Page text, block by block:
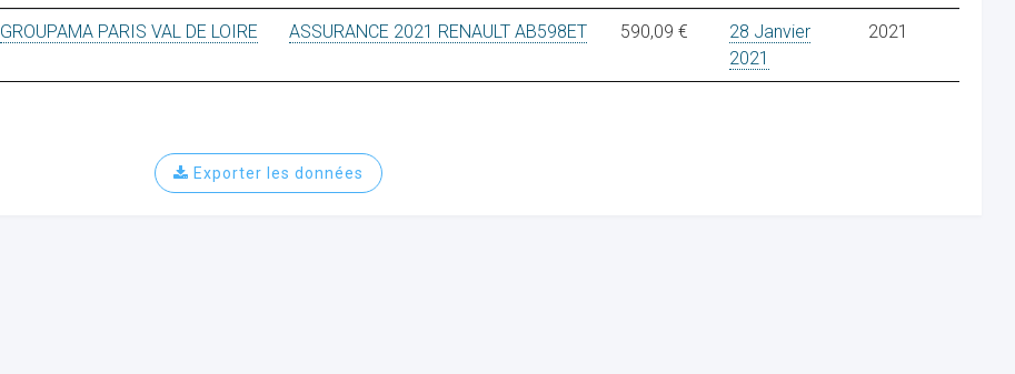
GROUPAMA PARIS VAL DE LOIRE ASSURANCE 2021 RENAULT AB598ET 590,09 €
28 Janvier
2021
2021
Exporter les données